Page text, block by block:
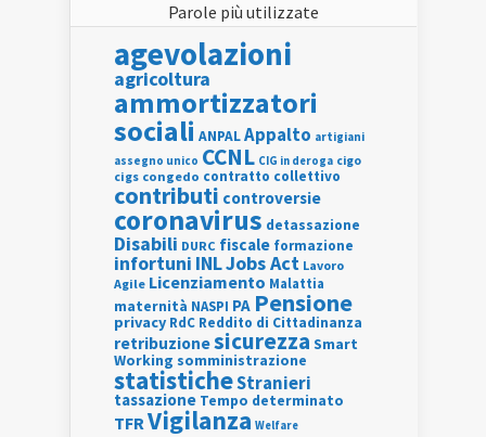
Parole più utilizzate
agevolazioni
agricoltura
ammortizzatori
sociali ANPALAppalto artigiani
assegno unico CCNL CIG in deroga cigo
cigs congedo contratto collettivo
contributi controversie
coronavirus detassazione
Disabili DURC fiscale formazione
infortuni INLJobs Act Lavoro
Agile Licenziamento Malattia
maternità NASPI PA Pensione
privacy RdC Reddito di Cittadinanza
retribuzionesicurezza Smart
Working somministrazione
statisticheStranieri
tassazione Tempo determinato
TFRVigilanza Welfare